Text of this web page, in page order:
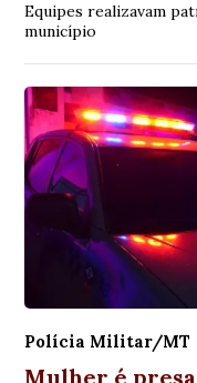
Equipes realizavam
município
Polícia Militar/MT
Mulher é